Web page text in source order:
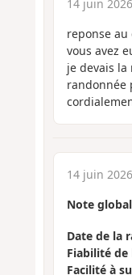
14 juin
reponse
vous avez
je devais
randonnée
14 juin
Note
Date de la
Fiabilité
Facilité à